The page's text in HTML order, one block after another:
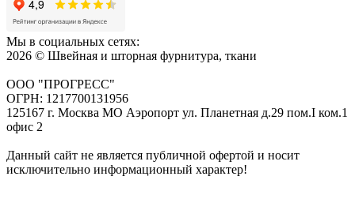
Мы в социальных сетях:
2026 © Швейная и шторная фурнитура, ткани
ООО "ПРОГРЕСС"
ОГРН: 1217700131956
125167 г. Москва МО Аэропорт ул. Планетная д.29 пом.I ком.1
офис 2
Данный сайт не является публичной офертой и носит
исключительно информационный характер!